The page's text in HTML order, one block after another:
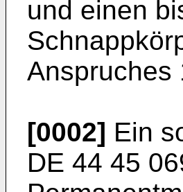
und einen
Anspruches
[0002] Ein
DE 44 45